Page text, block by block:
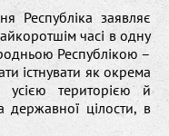
Республіка заявляє
часі в одну
Республікою –
істнувати як окрема
усією територією й
державної цілости, в